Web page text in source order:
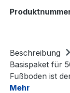
Beschreibung
Basispaket für
Fußboden ist
Mehr